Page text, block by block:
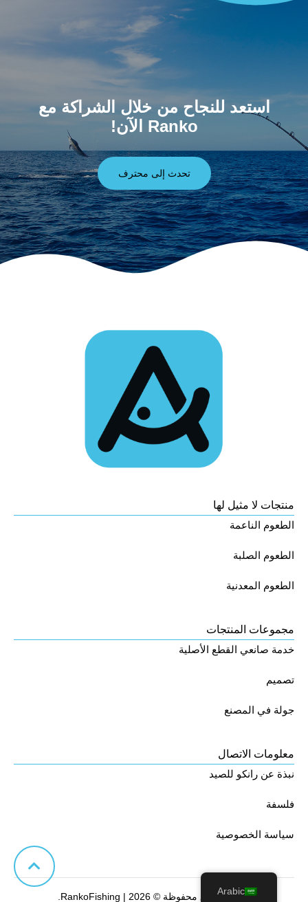
استعد للنجاح من خلال الشراكة مع
Ranko الآن!
تحدث إلى محترف
منتجات لا مثيل لها
الطعوم الناعمة
الطعوم الصلبة
الطعوم المعدنية
مجموعات المنتجات
خدمة صانعي القطع الأصلية
تصميم
جولة في المصنع
معلومات الاتصال
نبذة عن رانكو للصيد
فلسفة
سياسة الخصوصية
جميع الحقوق محفوظة © 2026 | RankoFishing.
Arabic